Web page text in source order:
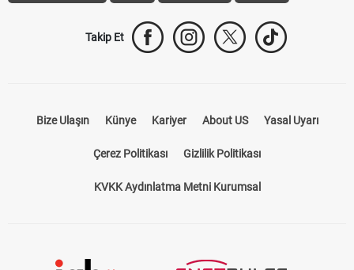
Takip Et
Bize Ulaşın Künye Kariyer About US Yasal Uyarı
Çerez Politikası Gizlilik Politikası
KVKK Aydınlatma Metni Kurumsal